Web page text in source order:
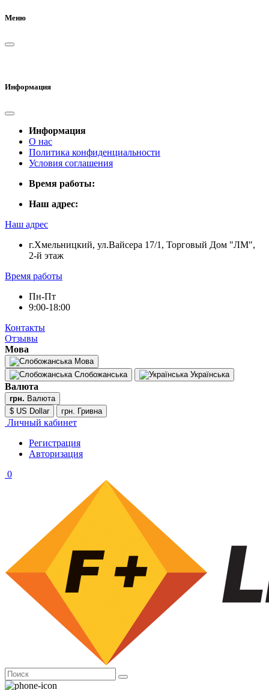
Меню
Информация
Информация
О нас
Политика конфиденциальности
Условия соглашения
Время работы:
Наш адрес:
Наш адрес
г.Хмельницкий, ул.Вайсера 17/1, Торговый Дом "ЛМ",
2-й этаж
Время работы
Пн-Пт
9:00-18:00
Контакты
Отзывы
Мова
Мова
Слобожанська
Українська
Валюта
грн. Валюта
$ US Dollar
грн. Гривна
Личный кабинет
Регистрация
Авторизация
0